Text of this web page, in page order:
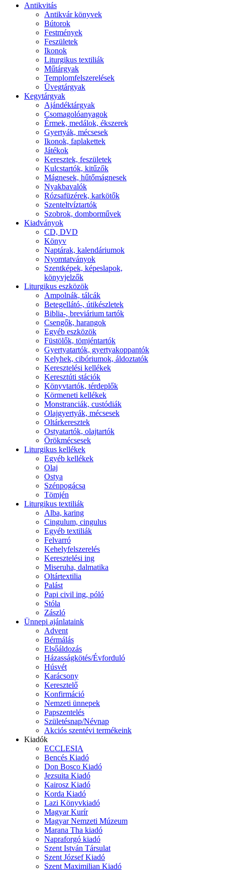
Antikvitás
Antikvár könyvek
Bútorok
Festmények
Feszületek
Ikonok
Liturgikus textiliák
Műtárgyak
Templomfelszerelések
Üvegtárgyak
Kegytárgyak
Ajándéktárgyak
Csomagolóanyagok
Érmek, medálok, ékszerek
Gyertyák, mécsesek
Ikonok, faplakettek
Játékok
Keresztek, feszületek
Kulcstartók, kitűzők
Mágnesek, hűtőmágnesek
Nyakbavalók
Rózsafüzérek, karkötők
Szenteltvíztartók
Szobrok, domborművek
Kiadványok
CD, DVD
Könyv
Naptárak, kalendáriumok
Nyomtatványok
Szentképek, képeslapok,
könyvjelzők
Liturgikus eszközök
Ampolnák, tálcák
Betegellátó-, útikészletek
Biblia-, breviárium tartók
Csengők, harangok
Egyéb eszközök
Füstölők, tömjéntartók
Gyertyatartók, gyertyakoppantók
Kelyhek, cibóriumok, áldoztatók
Keresztelési kellékek
Keresztúti stációk
Könyvtartók, térdeplők
Körmeneti kellékek
Monstranciák, custódiák
Olajgyertyák, mécsesek
Oltárkeresztek
Ostyatartók, olajtartók
Örökmécsesek
Liturgikus kellékek
Egyéb kellékek
Olaj
Ostya
Szénpogácsa
Tömjén
Liturgikus textiliák
Alba, karing
Cingulum, cingulus
Egyéb textiliák
Felvarró
Kehelyfelszerelés
Keresztelési ing
Miseruha, dalmatika
Oltártextilia
Palást
Papi civil ing, póló
Stóla
Zászló
Ünnepi ajánlataink
Advent
Bérmálás
Elsőáldozás
Házasságkötés/Évforduló
Húsvét
Karácsony
Keresztelő
Konfirmáció
Nemzeti ünnepek
Papszentelés
Születésnap/Névnap
Akciós szentévi termékeink
Kiadók
ECCLESIA
Bencés Kiadó
Don Bosco Kiadó
Jezsuita Kiadó
Kairosz Kiadó
Korda Kiadó
Lazi Könyvkiadó
Magyar Kurír
Magyar Nemzeti Múzeum
Marana Tha kiadó
Napraforgó kiadó
Szent István Társulat
Szent József Kiadó
Szent Maximilian Kiadó